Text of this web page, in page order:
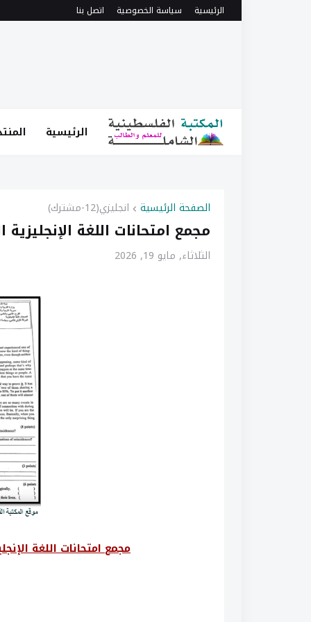
الرئيسية سياسة الخصوصية اتصل بنا
الرئيسية
الصفحة الرئيسية انجليزي(12-مشترك)
مجمع امتحانات اللغة الإنجليزية
الثلاثاء, مايو 19, 2026
مجمع امتحانات اللغة